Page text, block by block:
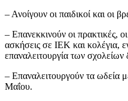
– Ανοίγουν οι παιδικοί και οι
– Επανεκκινούν οι πρακτικές,
ασκήσεις σε ΙΕΚ και κολέγια,
επαναλειτουργία των σχολείων
– Επαναλειτουργούν τα ωδεία
Μαΐου.